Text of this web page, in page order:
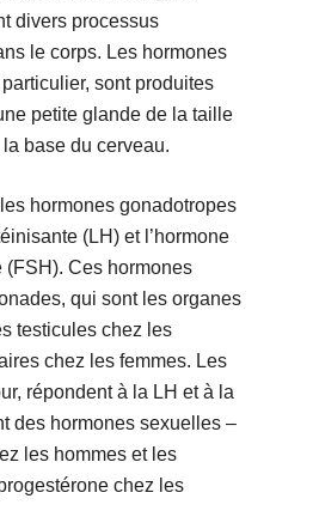
divers processus
le corps. Les hormones
sont produites
petite glande de la taille
base du cerveau.
hormones gonadotropes
(LH) et l’hormone
Ces hormones
qui sont les organes
testicules chez les
chez les femmes. Les
répondent à la LH et à la
des hormones sexuelles –
les hommes et les
chez les